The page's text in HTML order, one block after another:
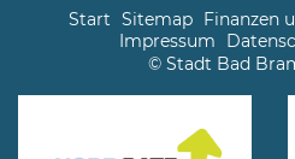
Start Sitemap Finanzen
Impressum
© Stadt Bad